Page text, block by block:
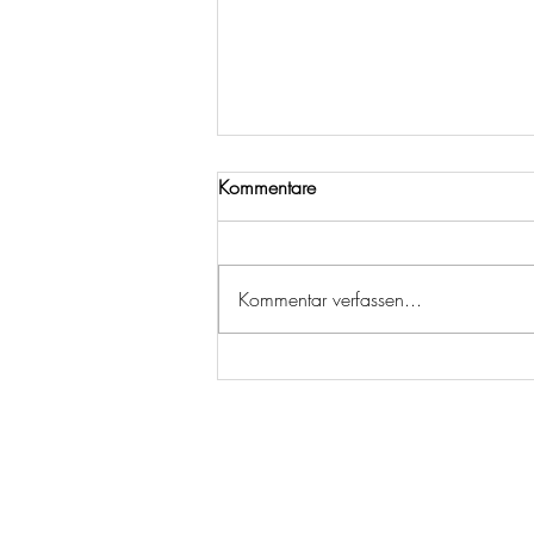
Kommentare
Kommentar verfassen...